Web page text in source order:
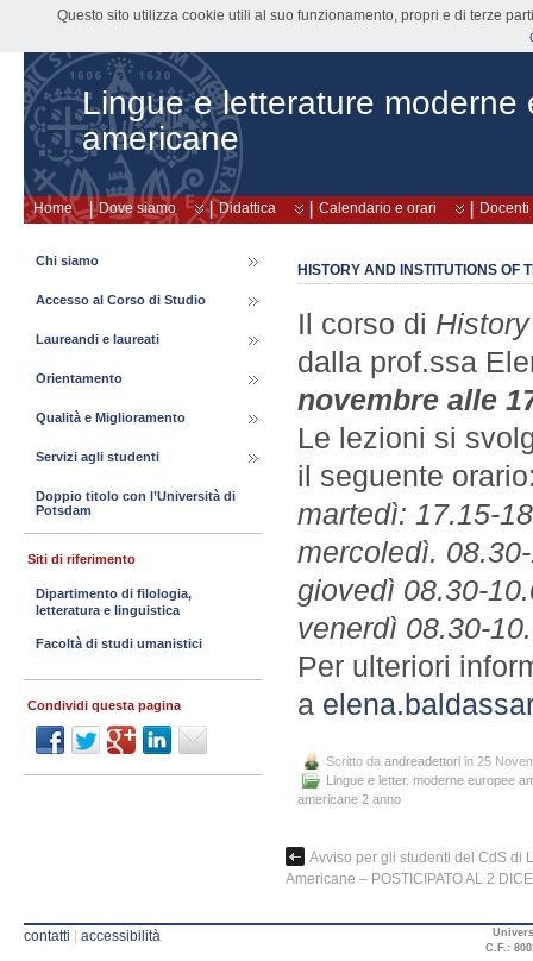
Lingue e letterature moderne
americane
Home Dove siamo Didattica Calendario e orari Docenti
HISTORY AND INSTITUTIONS OF
Il corso di
dalla prof.ssa
novembre alle
Le lezioni si
il seguente
martedì: 17.15-
mercoledì.
giovedì 08.30-
venerdì 08.30-
Per ulteriori
a
Scritto da andreadettori in 25
Lingue e letter. moderne europee
americane 2 anno
Avviso per gli studenti del CdS di
Americane – POSTICIPATO AL 2
Chi siamo
Accesso al Corso di Studio
Laureandi e laureati
Orientamento
Qualità e Miglioramento
Servizi agli studenti
Doppio titolo con l’Università di
Potsdam
Siti di riferimento
Dipartimento di filologia,
letteratura e linguistica
Facoltà di studi umanistici
Condividi questa pagina
contatti accessibilità
C.F.:
Questo sito utilizza cookie utili al suo funzionamento, propri e di terze